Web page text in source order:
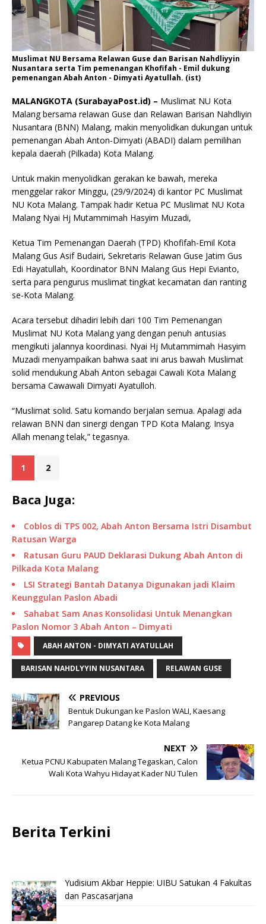
Muslimat NU Bersama Relawan Guse dan Barisan Nahdliyyin
Nusantara serta Tim pemenangan Khofifah - Emil dukung
pemenangan Abah Anton - Dimyati Ayatullah. (ist)
MALANGKOTA (SurabayaPost.id) – Muslimat NU Kota
Malang bersama relawan Guse dan Relawan Barisan Nahdliyin
Nusantara (BNN) Malang, makin menyolidkan dukungan untuk
pemenangan Abah Anton-Dimyati (ABADI) dalam pemilihan
kepala daerah (Pilkada) Kota Malang.
Untuk makin menyolidkan gerakan ke bawah, mereka
menggelar rakor Minggu, (29/9/2024) di kantor PC Muslimat
NU Kota Malang. Tampak hadir Ketua PC Muslimat NU Kota
Malang Nyai Hj Mutammimah Hasyim Muzadi,
Ketua Tim Pemenangan Daerah (TPD) Khofifah-Emil Kota
Malang Gus Asif Budairi, Sekretaris Relawan Guse Jatim Gus
Edi Hayatullah, Koordinator BNN Malang Gus Hepi Evianto,
serta para pengurus muslimat tingkat kecamatan dan ranting
se-Kota Malang.
Acara tersebut dihadiri lebih dari 100 Tim Pemenangan
Muslimat NU Kota Malang yang dengan penuh antusias
mengikuti jalannya koordinasi. Nyai Hj Mutammimah Hasyim
Muzadi menyampaikan bahwa saat ini arus bawah Muslimat
solid mendukung Abah Anton sebagai Cawali Kota Malang
bersama Cawawali Dimyati Ayatulloh.
“Muslimat solid. Satu komando berjalan semua. Apalagi ada
relawan BNN dan sinergi dengan TPD Kota Malang. Insya
Allah menang telak,” tegasnya.
1 2
Baca Juga:
Coblos di TPS 002, Abah Anton Bersama Istri Disambut
Ratusan Warga
Ratusan Guru PAUD Deklarasi Dukung Abah Anton di
Pilkada Kota Malang
LSI Strategi Bantah Datanya Digunakan jadi Klaim
Keunggulan Paslon Abadi
Sahabat Sam Anas Konsolidasi Untuk Menangkan
Paslon Nomor 3 Abah Anton – Dimyati
ABAH ANTON - DIMYATI AYATULLAH
BARISAN NAHDLYYIN NUSANTARA RELAWAN GUSE
PREVIOUS
Bentuk Dukungan ke Paslon WALI, Kaesang
Pangarep Datang ke Kota Malang
NEXT
Ketua PCNU Kabupaten Malang Tegaskan, Calon
Wali Kota Wahyu Hidayat Kader NU Tulen
Berita Terkini
Yudisium Akbar Heppie: UIBU Satukan 4 Fakultas
dan Pascasarjana